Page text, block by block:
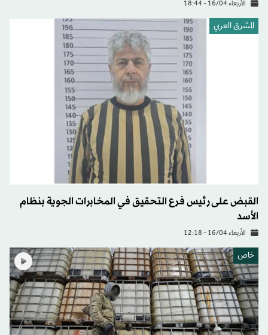
الأربعاء 16/04 - 18:44
المشرق العربي
القبض على رئيس فرع التحقيق في المخابرات الجوية بنظام
الأسد
الأربعاء 16/04 - 12:18
خاص